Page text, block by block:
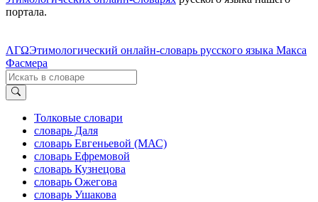
портала.
ΛΓΩЭтимологический онлайн-словарь русского языка Макса
Фасмера
Толковые словари
словарь Даля
словарь Евгеньевой (МАС)
словарь Ефремовой
словарь Кузнецова
словарь Ожегова
словарь Ушакова